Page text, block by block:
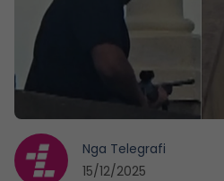
Nga Telegrafi
15/12/2025